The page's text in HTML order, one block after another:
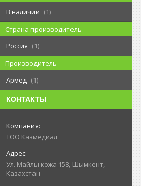
В наличии
1
Страна производитель
Россия
1
Производитель
Армед
1
КОНТАКТЫ
ТОО Казмедиал
Ул. Майлы кожа 158, Шымкент,
Казахстан